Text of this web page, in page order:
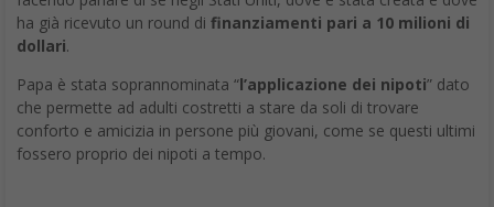
ha già ricevuto un round di finanziamenti pari a 10 milioni di
dollari.
Papa è stata soprannominata “l’applicazione dei nipoti” dato
che permette ad adulti costretti a stare da soli di trovare
conforto e amicizia in persone più giovani, come se questi ultimi
fossero proprio dei nipoti a tempo.